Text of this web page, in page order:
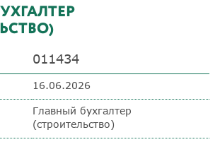
011434
16.06.2026
Главный бухгалтер
(строительство)